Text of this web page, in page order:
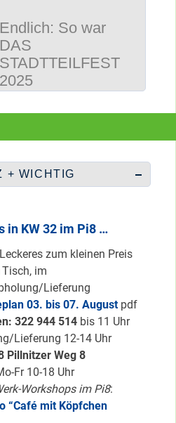
+ WICHTIG
in KW 32 im Pi8 …
zum kleinen Preis
im
Lieferung
03. bis 07. August pdf
322 944 514bis 11 Uhr
Lieferung 12-14 Uhr
Pillnitzer Weg 8
Fr 10-18 Uhr
Workshops im Pi8:
“Café mit Köpfchen
Endlich: So war
DAS
STADTTEILFEST
2025
Wegbereiter &
geht & sich
ABSCHAFFEN!
Nur grüne & gelbe
Karten für den
neuen Quartiersrat
2023-25 …
Ein echtes “PLUS”
für Heerstraße